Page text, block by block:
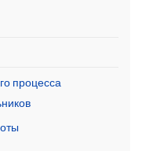
процесса